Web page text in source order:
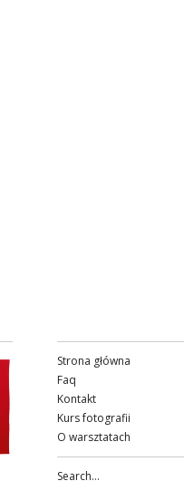
Strona główna
Faq
Kontakt
Kurs fotografii
O warsztatach